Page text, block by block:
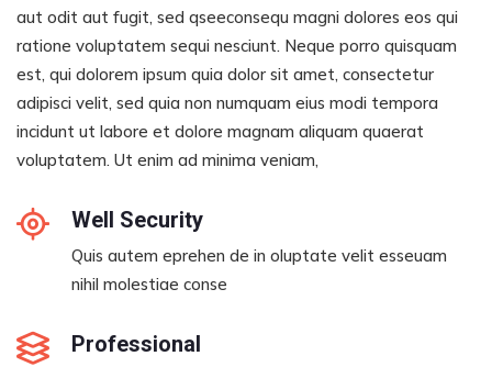
aut odit aut fugit, sed qseeconsequ magni dolores eos qui
ratione voluptatem sequi nesciunt. Neque porro quisquam
est, qui dolorem ipsum quia dolor sit amet, consectetur
adipisci velit, sed quia non numquam eius modi tempora
incidunt ut labore et dolore magnam aliquam quaerat
voluptatem. Ut enim ad minima veniam,
Well Security
Quis autem eprehen de in oluptate velit esseuam
nihil molestiae conse
Professional